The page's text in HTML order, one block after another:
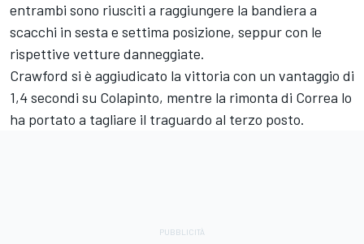
entrambi sono riusciti a raggiungere la bandiera a
scacchi in sesta e settima posizione, seppur con le
rispettive vetture danneggiate.
Crawford si è aggiudicato la vittoria con un vantaggio di
1,4 secondi su Colapinto, mentre la rimonta di Correa lo
ha portato a tagliare il traguardo al terzo posto.